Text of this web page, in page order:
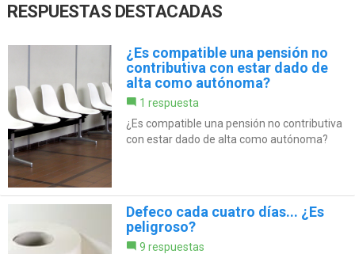
RESPUESTAS DESTACADAS
¿Es compatible una pensión no
contributiva con estar dado de
alta como autónoma?
1 respuesta
¿Es compatible una pensión no contributiva
con estar dado de alta como autónoma?
Defeco cada cuatro días... ¿Es
peligroso?
9 respuestas